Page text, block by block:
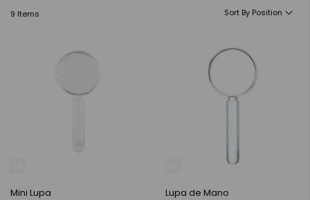
9 Items Sort By
Mini Lupa Lupa de Mano